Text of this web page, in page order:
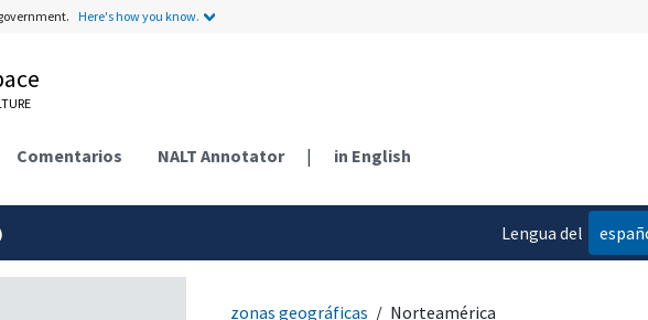
Here's how you know.
Comentarios NALT Annotator | in English
Lengua del
extensión
zonas geográficas Norteamérica